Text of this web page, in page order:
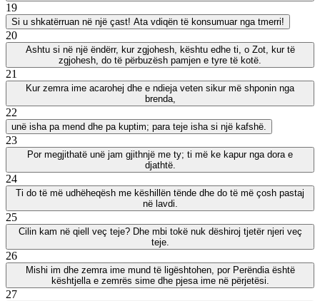
19
Si u shkatërruan në një çast! Ata vdiqën të konsumuar nga tmerri!
20
Ashtu si në një ëndërr, kur zgjohesh, kështu edhe ti, o Zot, kur të
zgjohesh, do të përbuzësh pamjen e tyre të kotë.
21
Kur zemra ime acarohej dhe e ndieja veten sikur më shponin nga
brenda,
22
unë isha pa mend dhe pa kuptim; para teje isha si një kafshë.
23
Por megjithatë unë jam gjithnjë me ty; ti më ke kapur nga dora e
djathtë.
24
Ti do të më udhëheqësh me këshillën tënde dhe do të më çosh pastaj
në lavdi.
25
Cilin kam në qiell veç teje? Dhe mbi tokë nuk dëshiroj tjetër njeri veç
teje.
26
Mishi im dhe zemra ime mund të ligështohen, por Perëndia është
kështjella e zemrës sime dhe pjesa ime në përjetësi.
27